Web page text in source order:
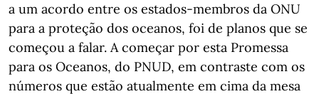
a um acordo entre os estados-membros da ONU
para a proteção dos oceanos, foi de planos que se
começou a falar. A começar por esta Promessa
para os Oceanos, do PNUD, em contraste com os
números que estão atualmente em cima da mesa